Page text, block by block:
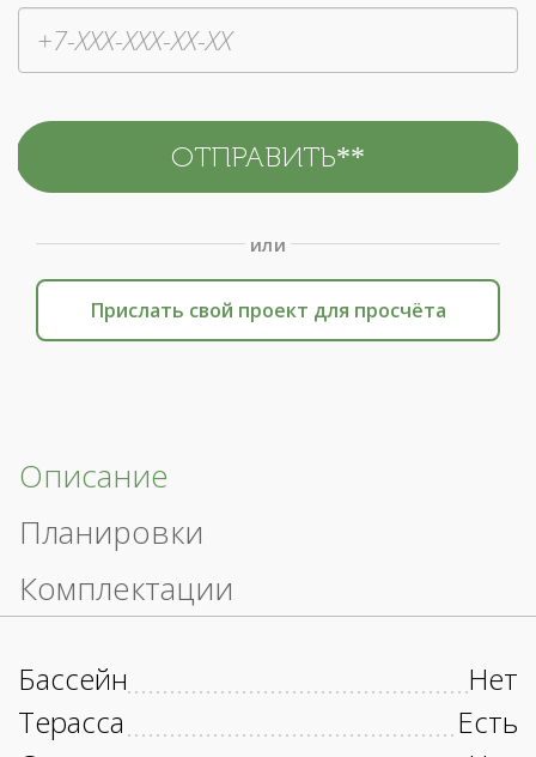
или
Прислать свой проект для просчёта
Описание
Планировки
Комплектации
Бассейн
Нет
Терасса
Есть